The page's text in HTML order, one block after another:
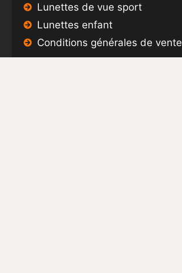
Lunettes de vue sport
Lunettes enfant
Conditions générales de vente